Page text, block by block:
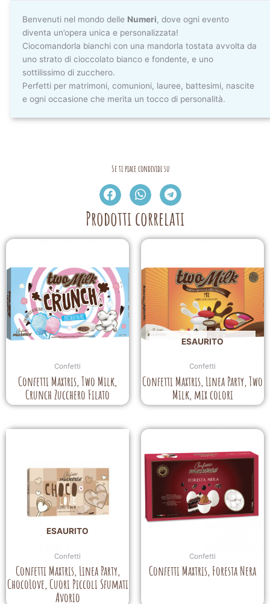
Benvenuti nel mondo delle Numeri, dove ogni evento
diventa un’opera unica e personalizzata!
Ciocomandorla bianchi con una mandorla tostata avvolta da
uno strato di cioccolato bianco e fondente, e uno
sottilissimo di zucchero.
Perfetti per matrimoni, comunioni, lauree, battesimi, nascite
e ogni occasione che merita un tocco di personalità.
Se ti piace condividi su
Prodotti correlati
Confetti
Confetti Maxtris, Two Milk,
Crunch Zucchero Filato
ESAURITO
Confetti
Confetti Maxtris, Linea Party, Two
Milk, mix colori
ESAURITO
Confetti
Confetti Maxtris, Linea Party,
ChocoLove, Cuori Piccoli Sfumati
Avorio
Confetti
Confetti Maxtris, Foresta Nera